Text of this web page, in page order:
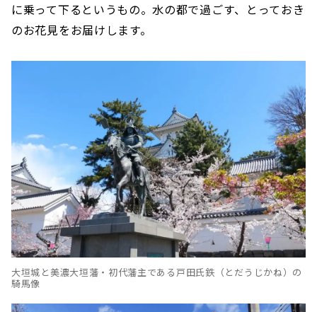
に乗って下るというもの。水の都で過ごす、とっておき
のお花見をお届けします。
大垣城と美濃大垣藩・初代藩主である戸田氏鉄（とだうじかね）の
騎馬像